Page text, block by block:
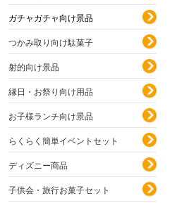
ガチャガチャ向け景品
つかみ取り向け駄菓子
射的向け景品
縁日・お祭り向け用品
お子様ランチ向け景品
らくらく簡単イベントセット
ディズニー商品
子供会・旅行お菓子セット